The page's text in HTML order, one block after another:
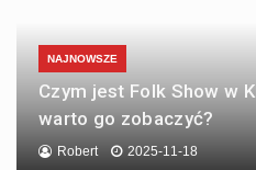
NAJNOWSZE
Czym jest Folk Show w
warto go zobaczyć?
Robert 2025-11-18